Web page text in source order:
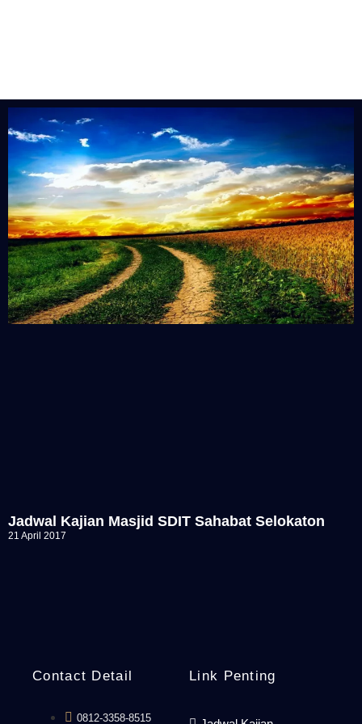
Jadwal Kajian Masjid SDIT Sahabat Selokaton
21 April 2017
Contact Detail
0812-3358-8515
Link Penting